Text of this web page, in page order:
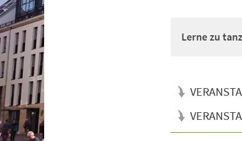
Lerne zu